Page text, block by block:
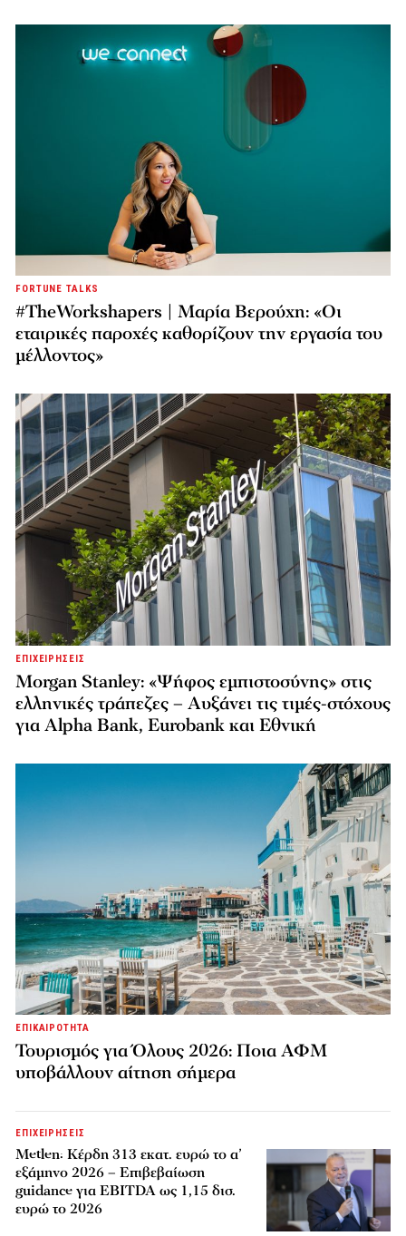
FORTUNE TALKS
#TheWorkshapers | Μαρία Βερούχη: «Οι
εταιρικές παροχές καθορίζουν την εργασία του
μέλλοντος»
ΕΠΙΧΕΙΡΗΣΕΙΣ
Morgan Stanley: «Ψήφος εμπιστοσύνης» στις
ελληνικές τράπεζες – Αυξάνει τις τιμές-στόχους
για Alpha Bank, Eurobank και Εθνική
ΕΠΙΚΑΙΡΟΤΗΤΑ
Τουρισμός για Όλους 2026: Ποια ΑΦΜ
υποβάλλουν αίτηση σήμερα
ΕΠΙΧΕΙΡΗΣΕΙΣ
Metlen: Κέρδη 313 εκατ. ευρώ το α’
εξάμηνο 2026 – Επιβεβαίωση
guidance για EBITDA ως 1,15 δισ.
ευρώ το 2026